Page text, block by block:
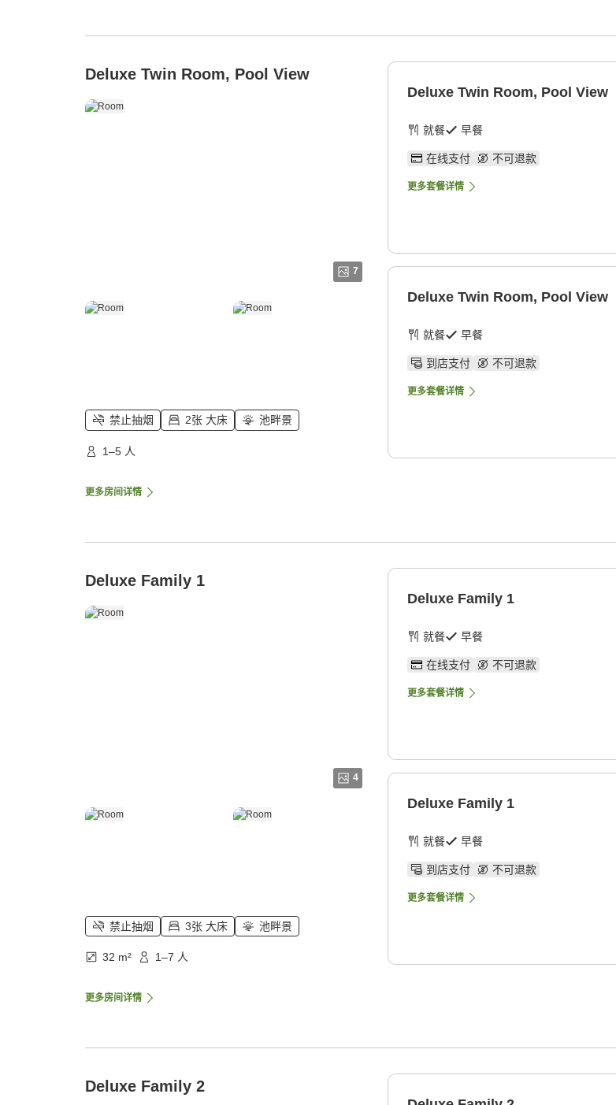
Deluxe Twin Room, Pool View
7
禁止抽烟 2张 大床 池畔景
1–5 人
更多房间详情
Deluxe Twin Room, Pool View
就餐 早餐
在线支付 不可退款
更多套餐详情
Deluxe Twin Room, Pool View
就餐 早餐
到店支付 不可退款
更多套餐详情
Deluxe Family 1
4
禁止抽烟 3张 大床 池畔景
32 m² 1–7 人
更多房间详情
Deluxe Family 1
就餐 早餐
在线支付 不可退款
更多套餐详情
Deluxe Family 1
就餐 早餐
到店支付 不可退款
更多套餐详情
Deluxe Family 2